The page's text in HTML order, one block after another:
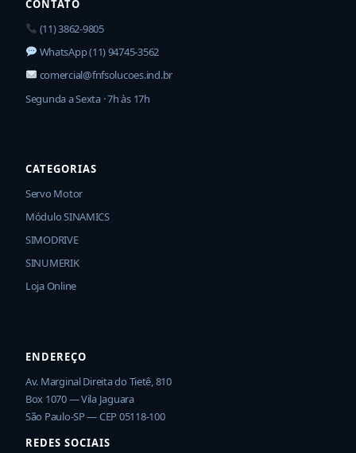
CONTATO
(11) 3862-9805
WhatsApp (11) 94745-3562
comercial@fnfsolucoes.ind.br
Segunda a Sexta · 7h às 17h
CATEGORIAS
Servo Motor
Módulo SINAMICS
SIMODRIVE
SINUMERIK
Loja Online
ENDEREÇO
Av. Marginal Direita do Tietê, 810
Box 1070 — Vila Jaguara
São Paulo-SP — CEP 05118-100
REDES SOCIAIS